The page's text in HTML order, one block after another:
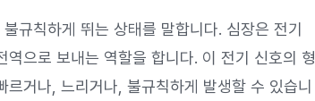
규칙하게 뛰는 상태를 말합니다. 심장은 전기
으로 보내는 역할을 합니다. 이 전기 신호의 형
거나, 느리거나, 불규칙하게 발생할 수 있습니